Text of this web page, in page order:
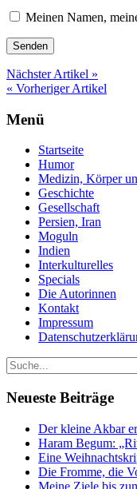
Meinen Namen,
Nächster Artikel »
« Vorheriger Artikel
Menü
Startseite
Humor
Medizin, Körper
Geschichte
Gesellschaft
Persien, Iran
Moguln
Indien
Interkulturelles
Specials
Die Autorinnen
Kontakt
Impressum
Neueste Beiträge
Der kleine Akbar
Haram Begum:
Eine
Die Fromme, die
Meine Ziele bis